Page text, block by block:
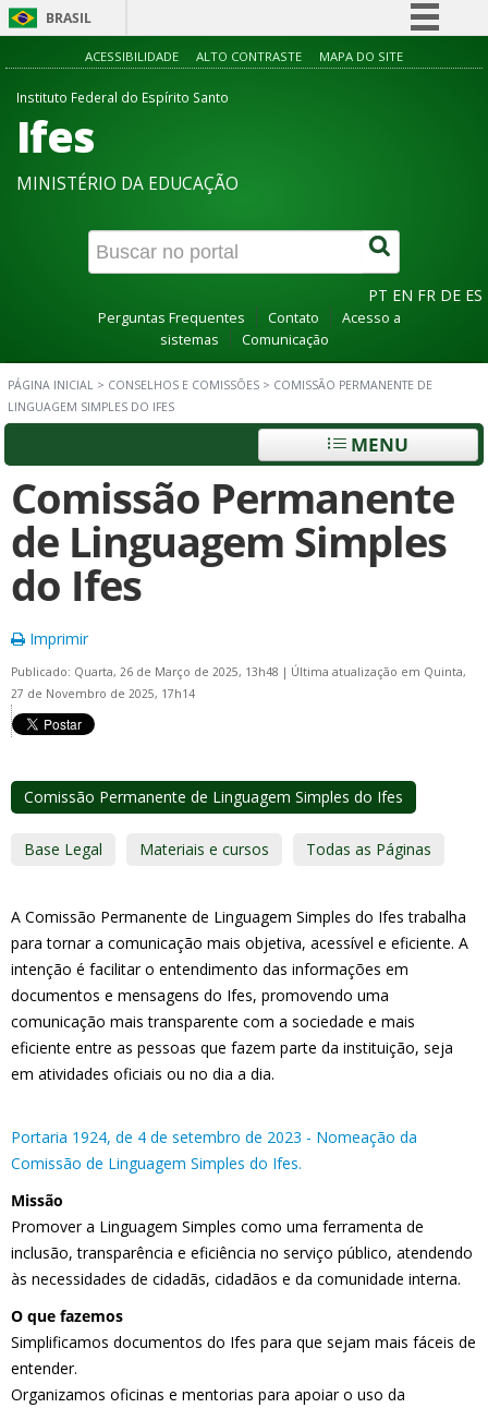
BRASIL
Simplifique!
Canais
ACESSIBILIDADE ALTO CONTRASTE MAPA DO SITE
Instituto Federal do Espírito Santo
Ifes
MINISTÉRIO DA EDUCAÇÃO
PT EN FR DE ES
Perguntas Frequentes Contato
Acesso a
sistemas
Comunicação
PÁGINA INICIAL > CONSELHOS E COMISSÕES > COMISSÃO PERMANENTE DE
LINGUAGEM SIMPLES DO IFES
MENU
Comissão Permanente
de Linguagem Simples
do Ifes
Imprimir
Publicado: Quarta, 26 de Março de 2025, 13h48 | Última atualização em Quinta,
27 de Novembro de 2025, 17h14
Comissão Permanente de Linguagem Simples do Ifes
Base Legal Materiais e cursos Todas as Páginas
A Comissão Permanente de Linguagem Simples do Ifes trabalha
para tornar a comunicação mais objetiva, acessível e eficiente. A
intenção é facilitar o entendimento das informações em
documentos e mensagens do Ifes, promovendo uma
comunicação mais transparente com a sociedade e mais
eficiente entre as pessoas que fazem parte da instituição, seja
em atividades oficiais ou no dia a dia.
Portaria 1924, de 4 de setembro de 2023 - Nomeação da
Comissão de Linguagem Simples do Ifes.
Missão
Promover a Linguagem Simples como uma ferramenta de
inclusão, transparência e eficiência no serviço público, atendendo
às necessidades de cidadãs, cidadãos e da comunidade interna.
O que fazemos
Simplificamos documentos do Ifes para que sejam mais fáceis de
entender.
Organizamos oficinas e mentorias para apoiar o uso da